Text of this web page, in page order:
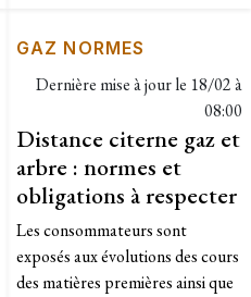
GAZ NORMES
Dernière mise à jour le 18/02 à
08:00
Distance citerne gaz et
arbre : normes et
obligations à respecter
Les consommateurs sont
exposés aux évolutions des cours
des matières premières ainsi que